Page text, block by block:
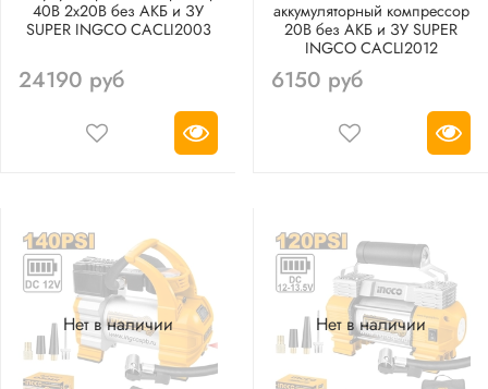
40В 2х20B без АКБ и ЗУ
SUPER INGCO CACLI2003
24190 руб
аккумуляторный компрессор
20В без АКБ и ЗУ SUPER
INGCO CACLI2012
6150 руб
Нет в наличии Нет в наличии